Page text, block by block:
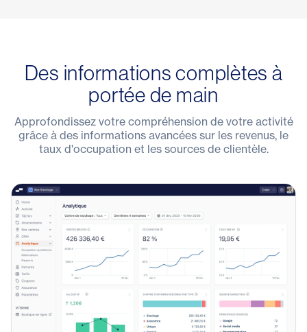
Des informations complètes à
portée de main
Approfondissez votre compréhension de votre activité
grâce à des informations avancées sur les revenus, le
taux d'occupation et les sources de clientèle.